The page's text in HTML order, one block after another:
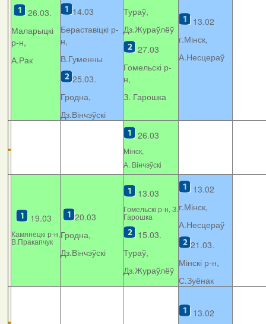
26.03.
Маларыцкі
р-н,
А.Рак
14.03
Бераставіцкі р-
н,
В.Гуменны
25.03.
Гродна,
Дз.Вінчэўскі
Тураў,
Дз.Жураўлёў
27.03
Гомельскі р-
н,
З. Гарошка
13.02
г.Мінск,
А.Несцераў
26.03
Мінcк,
А. Вінчэўскі
19.03
Камянецкі р-н,
В.Пракапчук
20.03
Гродна,
Дз.Вінчэўскі
13.03
Гомельскі р-н, З.
Гарошка
15.03.
Тураў,
Дз.Жураўлёў
13.02
г.Мінск,
А.Несцераў
21.03.
Мінскі р-н,
С.Зуёнак
13.02